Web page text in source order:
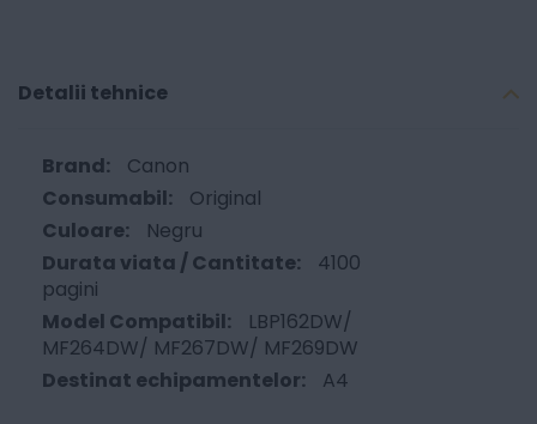
Detalii tehnice
Canon
Original
Negru
4100
pagini
LBP162DW/
MF264DW/ MF267DW/ MF269DW
A4